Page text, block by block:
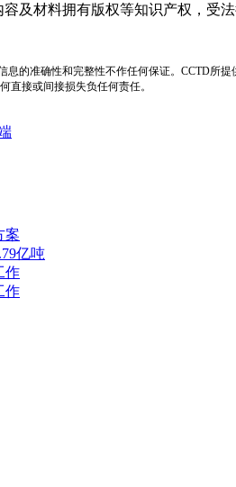
及材料拥有版权等知识产权，受
的准确性和完整性不作任何保证。CCTD所
直接或间接损失负任何责任。
案
亿吨
作
作